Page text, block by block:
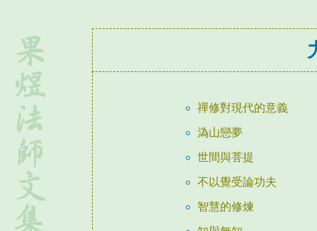
禪修對現代的意義
溈山戀夢
世間與菩提
不以覺受論功夫
智慧的修煉